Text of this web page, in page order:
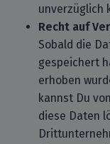
unverzüglich
Recht auf
Sobald die
gespeichert
erhoben
kannst Du
diese Daten